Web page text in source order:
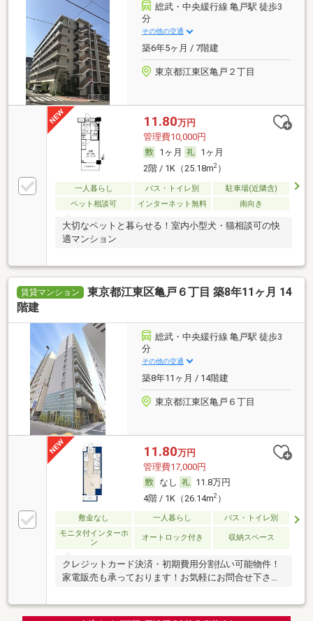
総武・中央緩行線 亀戸駅 徒歩3
分
その他の交通
築6年5ヶ月 / 7階建
東京都江東区亀戸２丁目
11.80万円
管理費10,000円
1ヶ月
1ヶ月
2階 / 1K（25.18m2）
一人暮らし バス・トイレ別
駐車場(近隣含)
ペット相談可
インターネット無料 南向き
大切なペットと暮らせる！室内小型犬・猫相談可の快
適マンション
賃貸マンション
東京都江東区亀戸６丁目 築8年11ヶ月 14
階建
総武・中央緩行線 亀戸駅 徒歩3
分
その他の交通
築8年11ヶ月 / 14階建
東京都江東区亀戸６丁目
11.80万円
管理費17,000円
なし
11.8万円
4階 / 1K（26.14m2）
敷金なし 一人暮らし
バス・トイレ別
モニタ付インターホ
ン
オートロック付き 収納スペース
クレジットカード決済・初期費用分割払い可能物件！
家電販売も承っております！お気軽にお問合せ下さ